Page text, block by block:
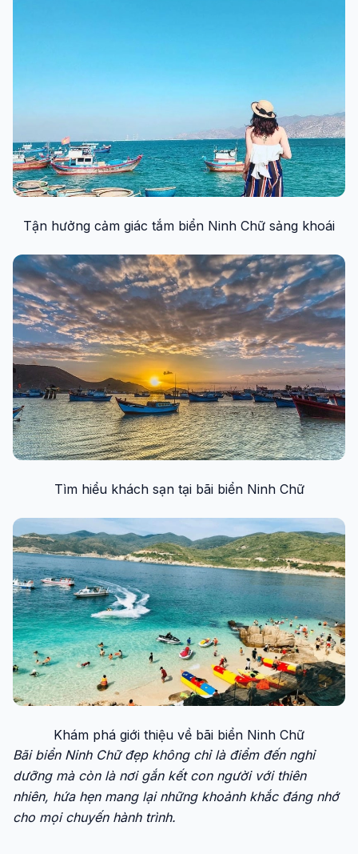
Tận hưởng cảm giác tắm biển Ninh Chữ sảng khoái
Tìm hiểu khách sạn tại bãi biển Ninh Chữ
Khám phá giới thiệu về bãi biển Ninh Chữ
Bãi biển Ninh Chữ đẹp không chỉ là điểm đến nghỉ
dưỡng mà còn là nơi gắn kết con người với thiên
nhiên, hứa hẹn mang lại những khoảnh khắc đáng nhớ
cho mọi chuyến hành trình.